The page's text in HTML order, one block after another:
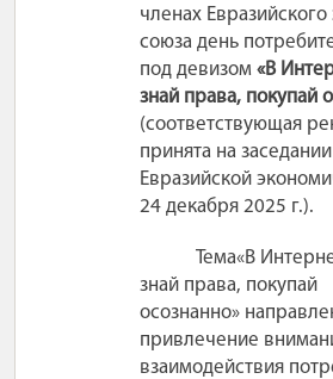
членах
союза день
под девизом «В
знай права, покупай
(соответствующая
принята на
Евразийской
24 декабря 2025 г.).
Тема«В
знай права, покупай
осознанно»
привлечение
взаимодействия